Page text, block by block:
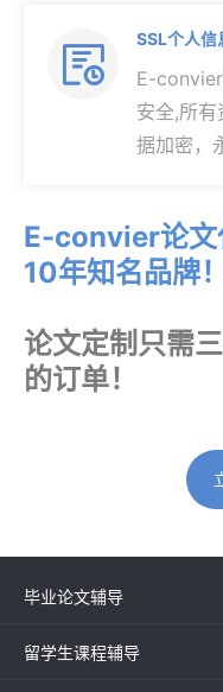

SSL个人信
E-
安全,所
据加密，
E-convier论文
10年知名品牌！
论文定制只需
的订单！
毕业论文辅导
留学生课程辅导